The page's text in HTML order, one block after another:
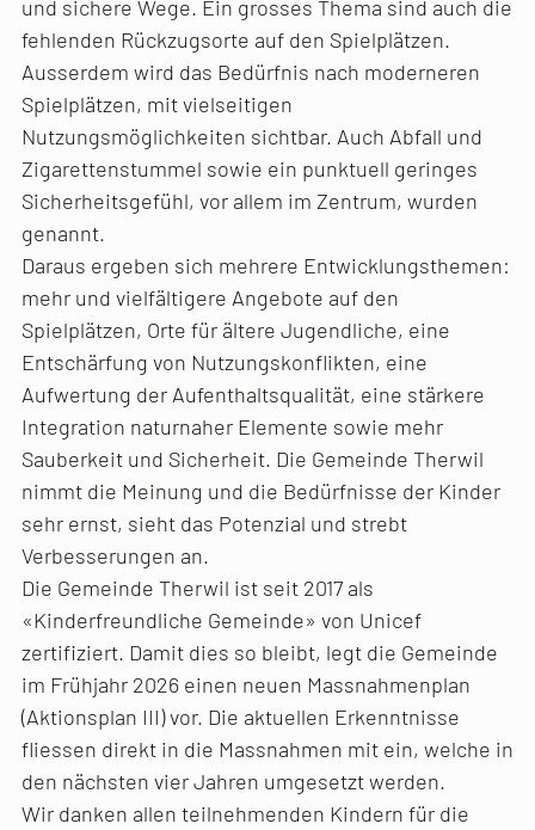
und sichere Wege. Ein grosses Thema sind auch die
fehlenden Rückzugsorte auf den Spielplätzen.
Ausserdem wird das Bedürfnis nach moderneren
Spielplätzen, mit vielseitigen
Nutzungsmöglichkeiten sichtbar. Auch Abfall und
Zigarettenstummel sowie ein punktuell geringes
Sicherheitsgefühl, vor allem im Zentrum, wurden
genannt.
Daraus ergeben sich mehrere Entwicklungsthemen:
mehr und vielfältigere Angebote auf den
Spielplätzen, Orte für ältere Jugendliche, eine
Entschärfung von Nutzungskonflikten, eine
Aufwertung der Aufenthaltsqualität, eine stärkere
Integration naturnaher Elemente sowie mehr
Sauberkeit und Sicherheit. Die Gemeinde Therwil
nimmt die Meinung und die Bedürfnisse der Kinder
sehr ernst, sieht das Potenzial und strebt
Verbesserungen an.
Die Gemeinde Therwil ist seit 2017 als
«Kinderfreundliche Gemeinde» von Unicef
zertifiziert. Damit dies so bleibt, legt die Gemeinde
im Frühjahr 2026 einen neuen Massnahmenplan
(Aktionsplan III) vor. Die aktuellen Erkenntnisse
fliessen direkt in die Massnahmen mit ein, welche in
den nächsten vier Jahren umgesetzt werden.
Wir danken allen teilnehmenden Kindern für die